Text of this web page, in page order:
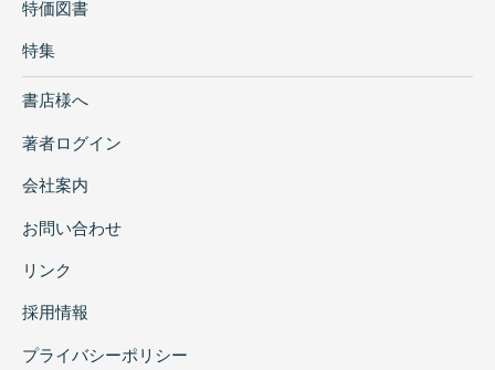
特価図書
特集
書店様へ
著者ログイン
会社案内
お問い合わせ
リンク
採用情報
プライバシーポリシー